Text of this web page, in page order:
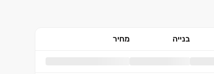
בנייה מחיר